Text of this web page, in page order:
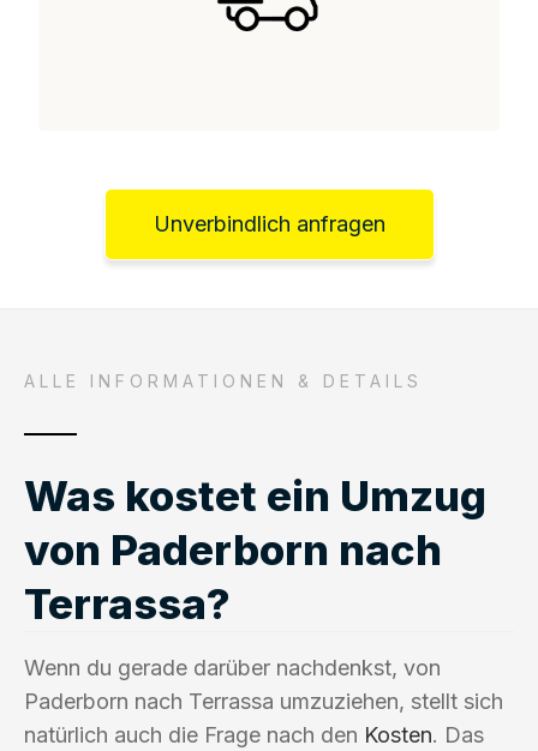
Unverbindlich anfragen
ALLE INFORMATIONEN & DETAILS
Was kostet ein Umzug
von Paderborn nach
Terrassa?
Wenn du gerade darüber nachdenkst, von
Paderborn nach Terrassa umzuziehen, stellt sich
natürlich auch die Frage nach den Kosten. Das